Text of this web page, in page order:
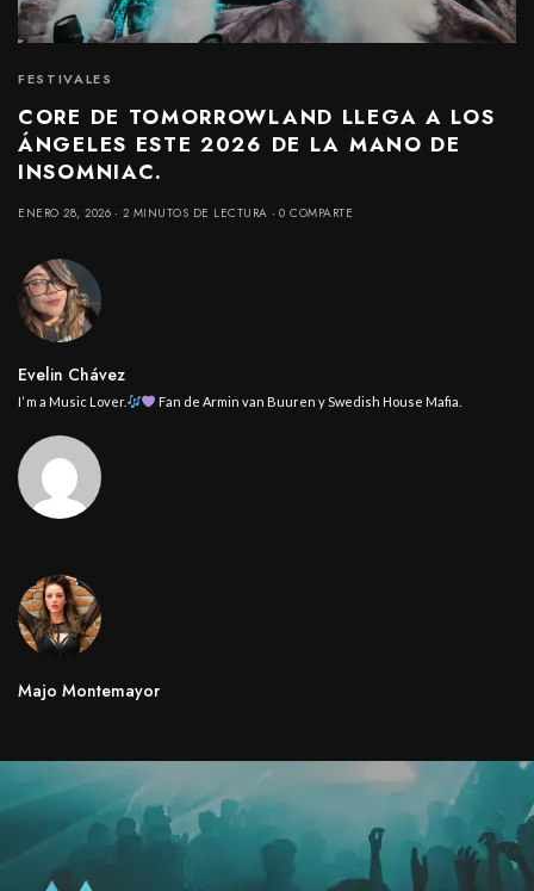
FESTIVALES
CORE DE TOMORROWLAND LLEGA A LOS
ÁNGELES ESTE 2026 DE LA MANO DE
INSOMNIAC.
ENERO 28, 2026 2 MINUTOS DE LECTURA 0 COMPARTE
Evelin Chávez
I’ m a Music Lover. Fan de Armin van Buuren y Swedish House Mafia.
Majo Montemayor